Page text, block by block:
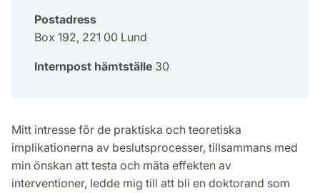
Postadress
Box 192, 221 00 Lund
Internpost hämtställe 30
Mitt intresse för de praktiska och teoretiska
implikationerna av beslutsprocesser, tillsammans med
min önskan att testa och mäta effekten av
interventioner, ledde mig till att bli en doktorand som